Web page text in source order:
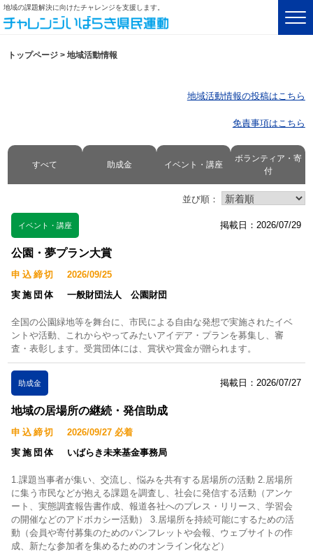
地域の課題解決に向けたチャレンジを支援します。
トップページ >地域活動情報
地域活動情報の投稿はこちら
免責事項はこちら
すべて 助成金 イベント・講座
ボランティア・寄
付
並び順：
イベント・講座 掲載日：2026/07/29
公園・夢プラン大賞
申込締切
2026/09/25
実施団体
一般財団法人 公園財団
全国の公園緑地等を舞台に、市民による自由な発想で実施されたイベ
ントや活動、これからやってみたいアイデア・プランを募集し、審
査・表彰します。受賞団体には、賞状や賞金が贈られます。
助成金 掲載日：2026/07/27
地域の居場所の継続・発信助成
申込締切
2026/09/27 必着
実施団体
いばらき未来基金事務局
1.課題当事者が集い、交流し、悩みを共有する居場所の活動 2.居場所
に集う市民などが抱える課題を調査し、社会に発信する活動（アンケ
ート、実態調査報告書作成、報道各社へのプレス・リリース、学習会
の開催などのアドボカシー活動） 3.居場所を持続可能にするための活
動（会員や寄付募集のためのパンフレットや会報、ウェブサイトの作
成、新たな参加者を集めるためのオンライン化など）